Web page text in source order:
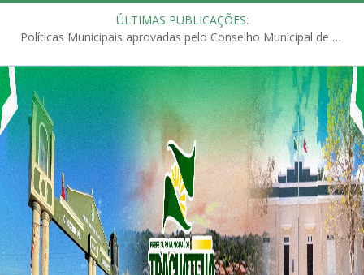
ÚLTIMAS PUBLICAÇÕES:
Políticas Municipais aprovadas pelo Conselho Municipal de Educação (CME)